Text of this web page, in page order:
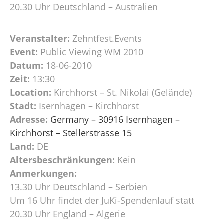
20.30 Uhr Deutschland – Australien
Veranstalter: Zehntfest.Events
Event: Public Viewing WM 2010
Datum: 18-06-2010
Zeit: 13:30
Location: Kirchhorst – St. Nikolai (Gelände)
Stadt: Isernhagen – Kirchhorst
Adresse: Germany – 30916 Isernhagen –
Kirchhorst – Stellerstrasse 15
Land: DE
Altersbeschränkungen: Kein
Anmerkungen:
13.30 Uhr Deutschland – Serbien
Um 16 Uhr findet der JuKi-Spendenlauf statt
20.30 Uhr England – Algerie